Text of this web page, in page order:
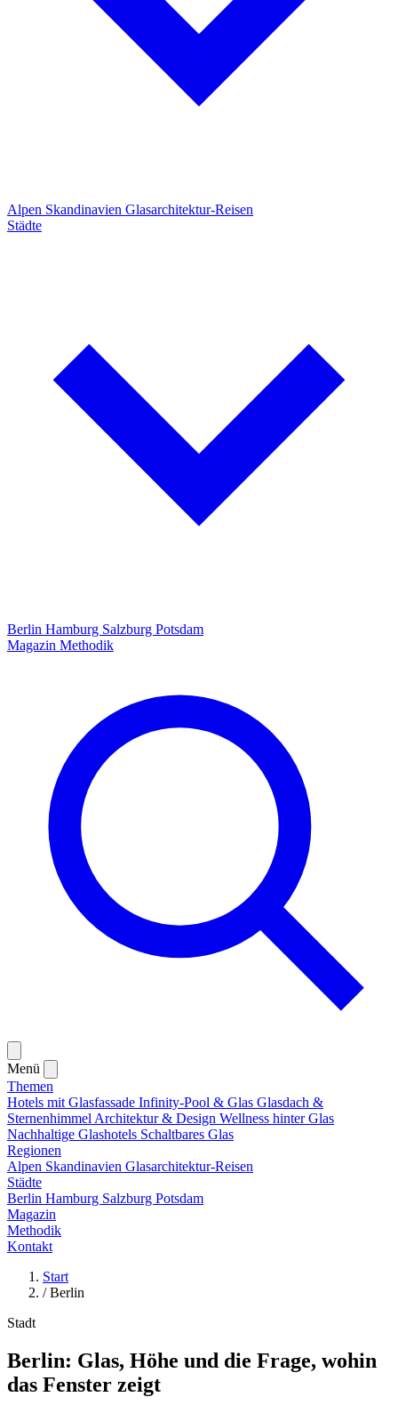
Alpen Skandinavien Glasarchitektur-Reisen
Städte
Berlin Hamburg Salzburg Potsdam
Magazin Methodik
Menü
Themen
Hotels mit Glasfassade Infinity-Pool & Glas Glasdach &
Sternenhimmel Architektur & Design Wellness hinter Glas
Nachhaltige Glashotels Schaltbares Glas
Regionen
Alpen Skandinavien Glasarchitektur-Reisen
Städte
Berlin Hamburg Salzburg Potsdam
Magazin
Methodik
Kontakt
Start
/ Berlin
Stadt
Berlin: Glas, Höhe und die Frage, wohin
das Fenster zeigt